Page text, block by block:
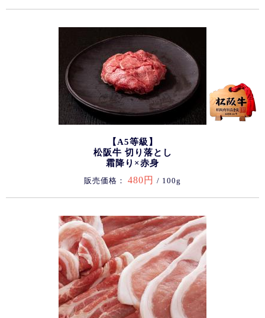
【A5等級】
松阪牛 切り落とし
霜降り×赤身
販売価格： 480円 / 100g